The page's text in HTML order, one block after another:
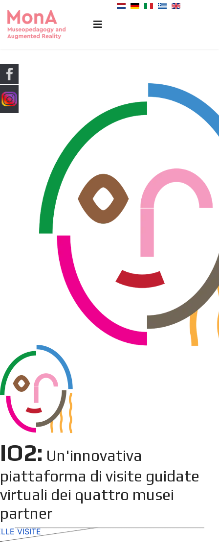
IO2: Un'innovativa
piattaforma di visite guidate
virtuali dei quattro musei
partner
VISITE